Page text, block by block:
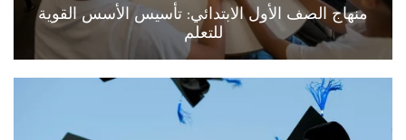
منهاج الصف الأول الابتدائي: تأسيس الأسس القوية
للتعلم